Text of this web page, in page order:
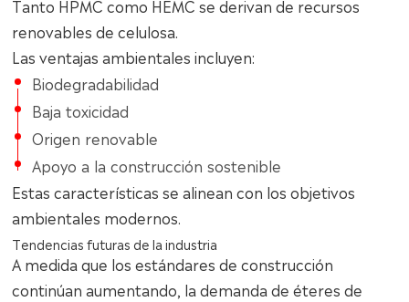
Tanto HPMC como HEMC se derivan de recursos
renovables de celulosa.
Las ventajas ambientales incluyen:
Biodegradabilidad
Baja toxicidad
Origen renovable
Apoyo a la construcción sostenible
Estas características se alinean con los objetivos
ambientales modernos.
Tendencias futuras de la industria
A medida que los estándares de construcción
continúan aumentando, la demanda de éteres de